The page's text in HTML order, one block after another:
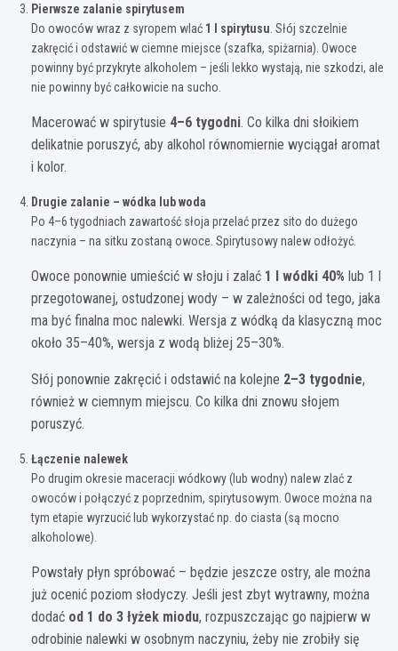
Pierwsze zalanie spirytusem
Do owoców wraz z syropem wlać 1 l spirytusu . Słój szczelnie
zakręcić i odstawić w ciemne miejsce (szafka, spiżarnia). Owoce
powinny być przykryte alkoholem – jeśli lekko wystają, nie szkodzi, ale
nie powinny być całkowicie na sucho.
Macerować w spirytusie 4–6 tygodni. Co kilka dni słoikiem
delikatnie poruszyć, aby alkohol równomiernie wyciągał aromat
i kolor.
Drugie zalanie – wódka lub woda
Po 4–6 tygodniach zawartość słoja przelać przez sito do dużego
naczynia – na sitku zostaną owoce. Spirytusowy nalew odłożyć.
Owoce ponownie umieścić w słoju i zalać 1 l wódki 40% lub 1 l
przegotowanej, ostudzonej wody – w zależności od tego, jaka
ma być finalna moc nalewki. Wersja z wódką da klasyczną moc
około 35–40%, wersja z wodą bliżej 25–30%.
Słój ponownie zakręcić i odstawić na kolejne 2–3 tygodnie,
również w ciemnym miejscu. Co kilka dni znowu słojem
poruszyć.
Łączenie nalewek
Po drugim okresie maceracji wódkowy (lub wodny) nalew zlać z
owoców i połączyć z poprzednim, spirytusowym. Owoce można na
tym etapie wyrzucić lub wykorzystać np. do ciasta (są mocno
alkoholowe).
Powstały płyn spróbować – będzie jeszcze ostry, ale można
już ocenić poziom słodyczy. Jeśli jest zbyt wytrawny, można
dodać od 1 do 3 łyżek miodu, rozpuszczając go najpierw w
odrobinie nalewki w osobnym naczyniu, żeby nie zrobiły się